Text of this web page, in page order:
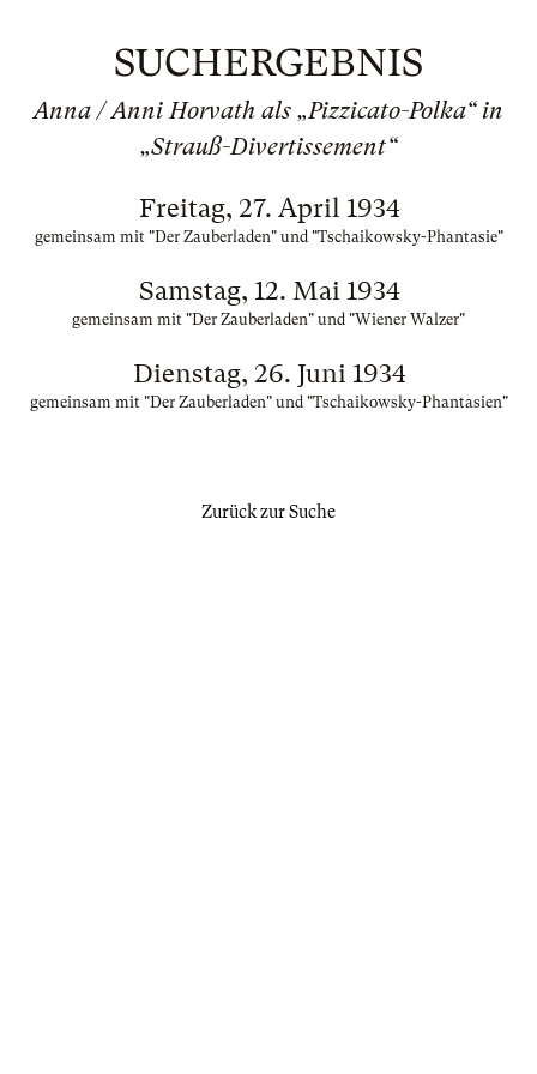
SUCHERGEBNIS
Anna / Anni Horvath als „Pizzicato-Polka“ in
„Strauß-Divertissement“
Freitag, 27. April 1934
gemeinsam mit "Der Zauberladen" und "Tschaikowsky-Phantasie"
Samstag, 12. Mai 1934
gemeinsam mit "Der Zauberladen" und "Wiener Walzer"
Dienstag, 26. Juni 1934
gemeinsam mit "Der Zauberladen" und "Tschaikowsky-Phantasien"
Zurück zur Suche